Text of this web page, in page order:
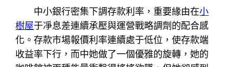
中小銀行密集下調存款利率，重要緣由在小
樹屋于凈息差連續承壓與運營戰略調劑的配合感
化。存款市場報價利率連續處于低位，使存款端
收益率下行，而中她做了一個優雅的旋轉，她的